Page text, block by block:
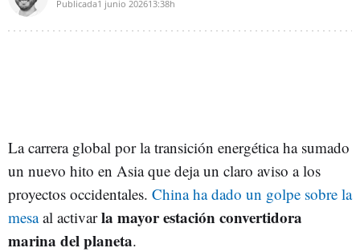
Publicada1 junio 202613:38h
La carrera global por la transición energética ha sumado
un nuevo hito en Asia que deja un claro aviso a los
proyectos occidentales. China ha dado un golpe sobre la
mesaal activarla mayor estación convertidora
marina del planeta.